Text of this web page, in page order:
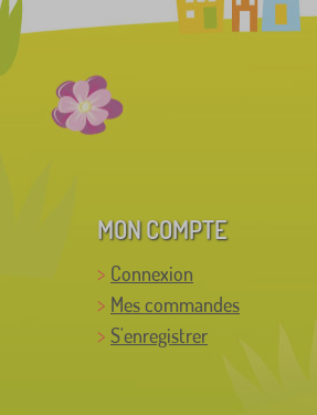
MON COMPTE
Connexion
Mes commandes
S'enregistrer